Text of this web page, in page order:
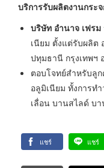
บริการรับผลิตงานกระ
บริษัท อำนาจ เฟรม
เนียม ตั้งแต่รับผลิต
ปทุมธานี กรุงเทพฯ
ตอบโจทย์สำหรับลู
อลูมิเนียม ทั้งการท
เลื่อน บานสไลด์ บ
แชร์ แชร์